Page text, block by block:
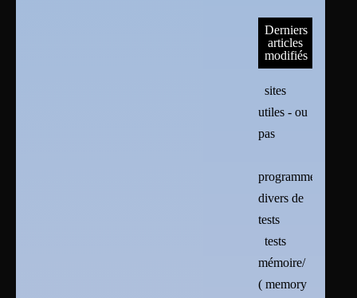
Derniers
articles
modifiés
sites
utiles - ou
pas
programmes
divers de
tests
tests
mémoire/
( memory